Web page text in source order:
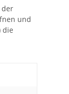
der
und
die